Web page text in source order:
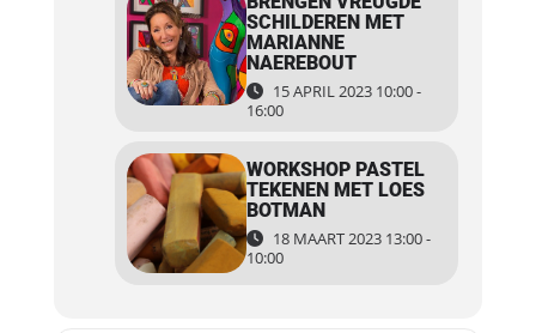
SCHILDEREN MET
MARIANNE
NAEREBOUT
15 APRIL 2023 10:00 -
16:00
WORKSHOP PASTEL
TEKENEN MET LOES
BOTMAN
18 MAART 2023 13:00 -
10:00